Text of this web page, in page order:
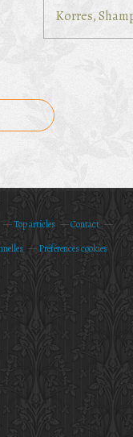
Korres,
Top articles
Contact
Préférences cookies